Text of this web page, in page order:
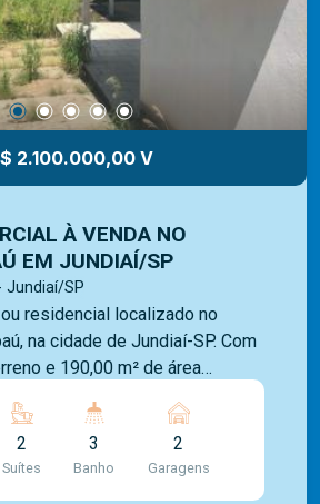
para melhor te atender.
atendimento !
2.100.000,00 V
À VENDA NO
EM JUNDIAÍ/SP
Jundiaí/SP
residencial localizado no
na cidade de Jundiaí-SP. Com
e 190,00 m² de área
salas, 2 copa
sociais, quintal grande e 2
frente. Imóvel próximo de
e transportes.
2
Suítes
3
Banho
2
Garagens